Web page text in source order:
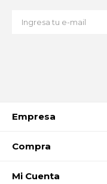
Empresa
Compra
Mi Cuenta